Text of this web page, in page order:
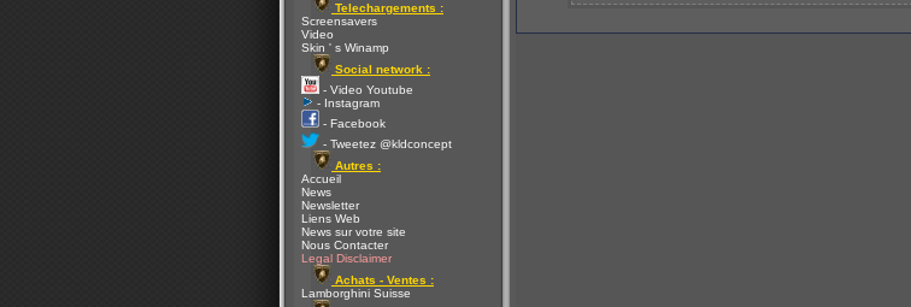
Telechargements :
Screensavers
Video
Skin ' s Winamp
Social network :
- Video Youtube
- Instagram
- Facebook
- Tweetez @kldconcept
Autres :
Accueil
News
Newsletter
Liens Web
News sur votre site
Nous Contacter
Legal Disclaimer
Achats - Ventes :
Lamborghini Suisse